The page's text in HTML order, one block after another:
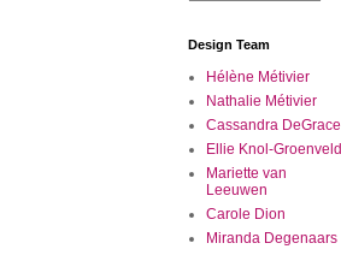
Design Team
Hélène Métivier
Nathalie Métivier
Cassandra DeGrace
Ellie Knol-Groenveld
Mariette van
Leeuwen
Carole Dion
Miranda Degenaars